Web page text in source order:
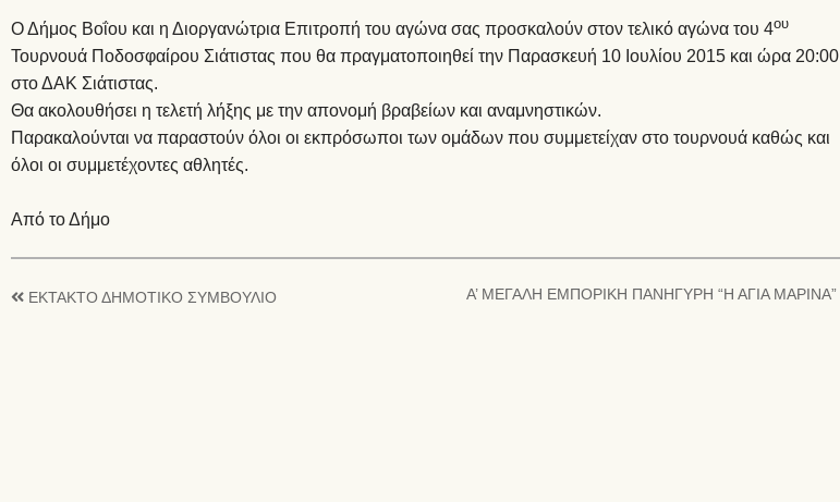
Ο Δήμος Βοΐου και η Διοργανώτρια Επιτροπή του αγώνα σας προσκαλούν στον τελικό αγώνα του 4ου
Τουρνουά Ποδοσφαίρου Σιάτιστας που θα πραγματοποιηθεί την Παρασκευή 10 Ιουλίου 2015 και ώρα 20:00
στο ΔΑΚ Σιάτιστας.
Θα ακολουθήσει η τελετή λήξης με την απονομή βραβείων και αναμνηστικών.
Παρακαλούνται να παραστούν όλοι οι εκπρόσωποι των ομάδων που συμμετείχαν στο τουρνουά καθώς και
όλοι οι συμμετέχοντες αθλητές.
Από το Δήμο
ΕΚΤΑΚΤΟ ΔΗΜΟΤΙΚΟ ΣΥΜΒΟΥΛΙΟ Α’ ΜΕΓΑΛΗ ΕΜΠΟΡΙΚΗ ΠΑΝΗΓΥΡΗ “Η ΑΓΙΑ ΜΑΡΙΝΑ”